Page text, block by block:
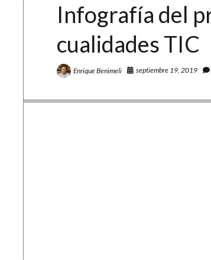
Infografía del
cualidades TIC
Enrique Benimeli septiembre 19, 2019